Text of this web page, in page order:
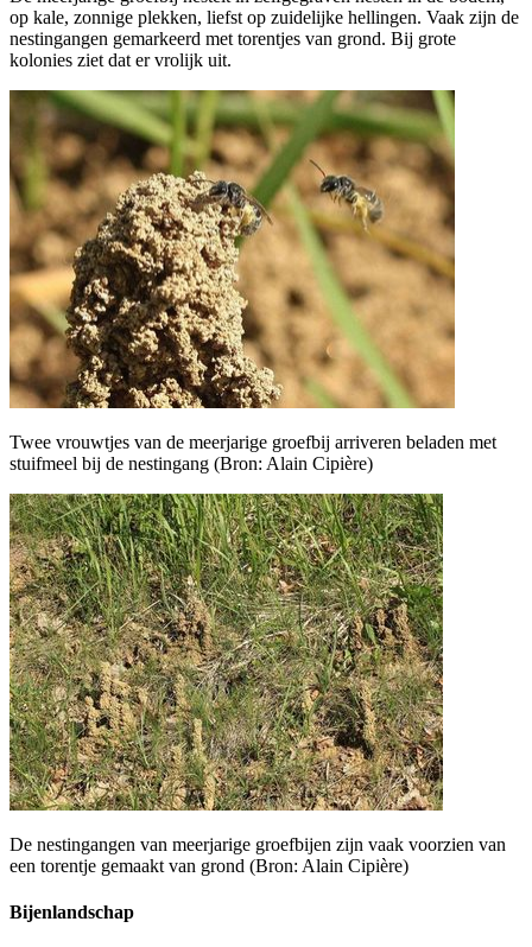
op kale, zonnige plekken, liefst op zuidelijke hellingen. Vaak zijn de
nestingangen gemarkeerd met torentjes van grond. Bij grote
kolonies ziet dat er vrolijk uit.
Twee vrouwtjes van de meerjarige groefbij arriveren beladen met
stuifmeel bij de nestingang (Bron: Alain Cipière)
De nestingangen van meerjarige groefbijen zijn vaak voorzien van
een torentje gemaakt van grond (Bron: Alain Cipière)
Bijenlandschap